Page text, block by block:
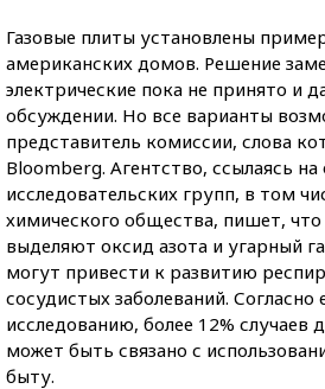
Газовые плиты установлены
американских домов. Решение
электрические пока не принято и
обсуждении. Но все варианты
представитель комиссии, слова
Bloomberg. Агентство, ссылаясь на
исследовательских групп, в том
химического общества, пишет, что
выделяют оксид азота и угарный
могут привести к развитию
сосудистых заболеваний.
исследованию, более 12%
может быть связано с
быту.